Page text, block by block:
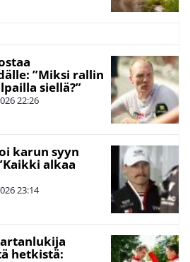
”Miksi rallin
siellä?”
22:26
karun syyn
alkaa
23:14
hetkistä: